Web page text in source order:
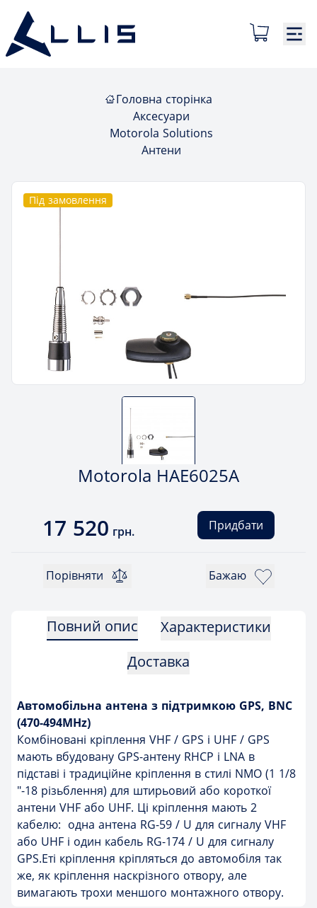
Головна сторінка
Аксесуари
Motorola Solutions
Антени
Під замовлення
Motorola HAE6025A
17 520 грн. Придбати
Порівняти Бажаю
Повний опис
Характеристики
Доставка
Автомобільна антена з підтримкою GPS, BNC
(470-494MHz)
Комбіновані кріплення VHF / GPS і UHF / GPS
мають вбудовану GPS-антену RHCP і LNA в
підставі і традиційне кріплення в стилі NMO (1 1/8
"-18 різьблення) для штирьовий або короткої
антени VHF або UHF. Ці кріплення мають 2
кабелю: одна антена RG-59 / U для сигналу VHF
або UHF і один кабель RG-174 / U для сигналу
GPS.Еті кріплення кріпляться до автомобіля так
же, як кріплення наскрізного отвору, але
вимагають трохи меншого монтажного отвору.